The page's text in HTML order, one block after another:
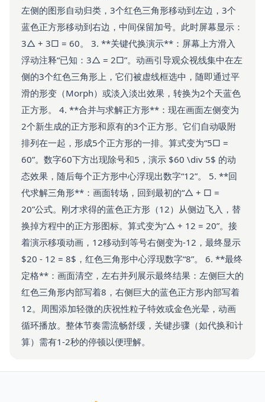
左侧的图形自动归类，3个红色三角形移动到左边，3个
蓝色正方形移动到右边，中间保留加号。此时屏幕显示：
3△ + 3□ = 60。 3. **关键代换演示**：屏幕上方滑入
浮动注释“已知：3△ = 2□”。动画引导观众视线集中在左
侧的3个红色三角形上，它们被虚线框选中，随即通过平
滑的形变（Morph）或淡入淡出效果，转换为2个天蓝色
正方形。 4. **合并与求解正方形**：现在画面左侧变为
2个新生成的正方形和原有的3个正方形。它们自动吸附
排列在一起，形成5个正方形的一排。算式变为“5□ =
60”。数字60下方出现除号和5，演示 $60 \div 5$ 的动
态效果，随后每个正方形中心浮现出数字“12”。 5. **回
代求解三角形**：画面转场，回到最初的“△ + □ =
20”公式。刚才求得的蓝色正方形（12）从侧边飞入，替
换掉方程中的正方形图标。算式变为“△ + 12 = 20”。接
着演示移项动画，12移动到等号右侧变为-12，最终显示
$20 - 12 = 8$，红色三角形中心浮现数字“8”。 6. **最终
定格**：画面清空，左右并列展示最终结果：左侧巨大的
红色三角形内部写着8，右侧巨大的蓝色正方形内部写着
12。周围添加轻微的庆祝性粒子特效或金色光晕，动画
循环播放。整体节奏需流畅舒缓，关键步骤（如代换和计
算）需有1-2秒的停顿以便理解。